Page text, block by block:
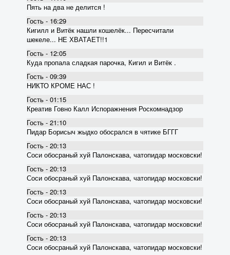
Пять на два не делится !
Гость - 16:29
Кигилл и Витёк нашли кошелёк... Пересчитали
шекеле... НЕ ХВАТАЕТ!!1
Гость - 12:05
Куда пропала сладкая парочка, Кигил и Витёк .
Гость - 09:39
НИКТО КРОМЕ НАС !
Гость - 01:15
Креатив Говно Калл Испоражнения Роскомнадзор
Гость - 21:10
Пидар Борисыч жыдко обосрался в чятике БГГГ
Гость - 20:13
Соси обосраный хуй Палонскава, чатопидар московски!
Гость - 20:13
Соси обосраный хуй Палонскава, чатопидар московски!
Гость - 20:13
Соси обосраный хуй Палонскава, чатопидар московски!
Гость - 20:13
Соси обосраный хуй Палонскава, чатопидар московски!
Гость - 20:13
Соси обосраный хуй Палонскава, чатопидар московски!